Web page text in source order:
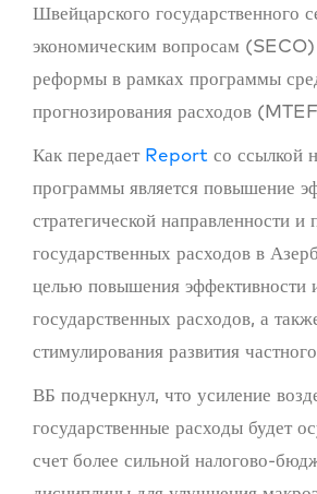
Швейцарского государственного
экономическим вопросам
реформы в рамках программы
прогнозирования расходов
Как передает Report со ссылкой
программы является повышение
стратегической направленности и
государственных расходов в
целью повышения эффективности
государственных расходов, а
стимулирования развития
ВБ подчеркнул, что усиление
государственные расходы будет
счет более сильной налогово-